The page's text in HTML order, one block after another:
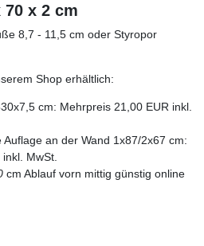
70 x 2 cm
8,7 - 11,5 cm oder Styropor
Shop erhältlich:
cm: Mehrpreis 21,00 EUR inkl.
an der Wand 1x87/2x67 cm:
MwSt.
cm Ablauf vorn mittig günstig online